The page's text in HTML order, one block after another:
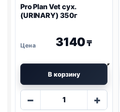
Pro PlanVet сух.
(URINARY) 350г
3140₸
В корзину
−
Количество
+